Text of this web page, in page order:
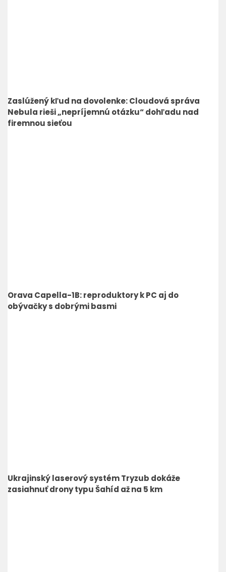
Zaslúžený kľud na dovolenke: Cloudová správa
Nebula rieši „nepríjemnú otázku“ dohľadu nad
firemnou sieťou
Orava Capella-1B: reproduktory k PC aj do
obývačky s dobrými basmi
Ukrajinský laserový systém Tryzub dokáže
zasiahnuť drony typu Šahíd až na 5 km